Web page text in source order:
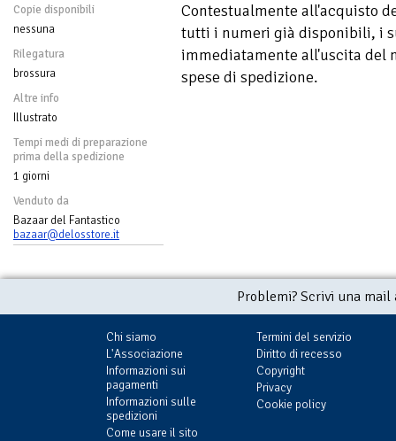
Copie disponibili
nessuna
Rilegatura
brossura
Altre info
Illustrato
Tempi medi di preparazione
prima della spedizione
1 giorni
Venduto da
Bazaar del Fantastico
bazaar@delosstore.it
Contestualmente all'acquisto
tutti i numeri già disponibili, i
immediatamente all'uscita del
spese di spedizione.
Problemi? Scrivi una
Chi siamo
L'Associazione
Informazioni sui
pagamenti
Informazioni sulle
spedizioni
Come usare il sito
Termini del servizio
Diritto di recesso
Copyright
Privacy
Cookie policy